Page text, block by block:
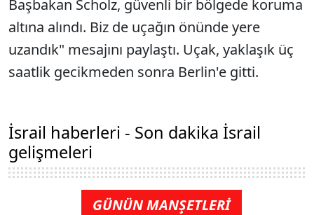
Başbakan Scholz, güvenli bir bölgede koruma
altına alındı. Biz de uçağın önünde yere
uzandık" mesajını paylaştı. Uçak, yaklaşık üç
saatlik gecikmeden sonra Berlin'e gitti.
İsrail haberleri - Son dakika İsrail
gelişmeleri
GÜNÜN MANŞETLERİ